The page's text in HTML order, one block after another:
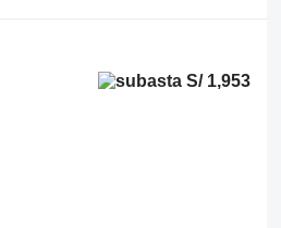
S/ 1,953